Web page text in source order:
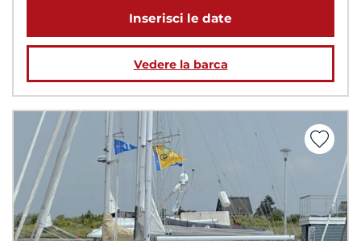
Inserisci le date
Vedere la barca